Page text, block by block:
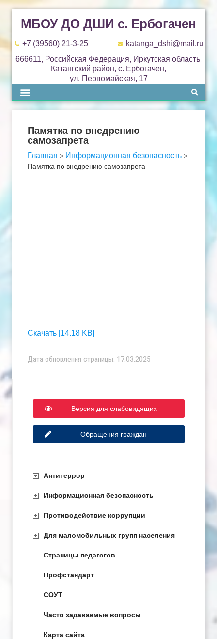
МБОУ ДО ДШИ с. Ербогачен
+7 (39560) 21-3-25
katanga_dshi@mail.ru
666611, Российская Федерация, Иркутская область,
Катангский район, с. Ербогачен,
ул. Первомайская, 17
Памятка по внедрению
самозапрета
Главная > Информационная безопасность >
Памятка по внедрению самозапрета
Скачать [14.18 KB]
Дата обновления страницы: 17.03.2025
Версия для слабовидящих
Обращения граждан
Антитеррор
Информационная безопасность
Противодействие коррупции
Для маломобильных групп населения
Страницы педагогов
Профстандарт
СОУТ
Часто задаваемые вопросы
Карта сайта